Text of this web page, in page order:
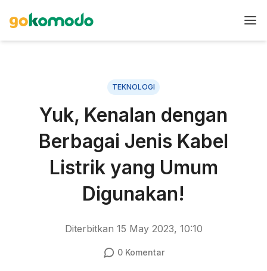
TEKNOLOGI
Yuk, Kenalan dengan
Berbagai Jenis Kabel
Listrik yang Umum
Digunakan!
Diterbitkan 15 May 2023, 10:10
0Komentar